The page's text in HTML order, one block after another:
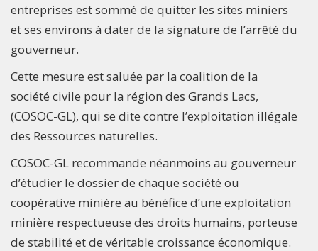
entreprises est sommé de quitter les sites miniers
et ses environs à dater de la signature de l’arrêté du
gouverneur.
Cette mesure est saluée par la coalition de la
société civile pour la région des Grands Lacs,
(COSOC-GL), qui se dite contre l’exploitation illégale
des Ressources naturelles.
COSOC-GL recommande néanmoins au gouverneur
d’étudier le dossier de chaque société ou
coopérative minière au bénéfice d’une exploitation
minière respectueuse des droits humains, porteuse
de stabilité et de véritable croissance économique.